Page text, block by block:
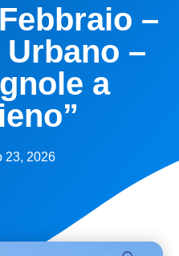
–
–
a
23, 2026